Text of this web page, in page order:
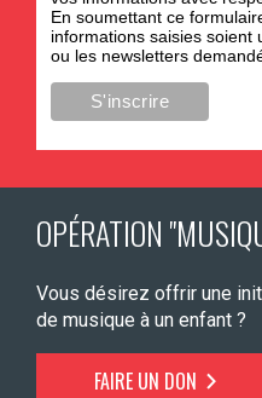
En soumettant ce
informations saisies soient
ou les newsletters
OPÉRATION
Vous désirez offrir une
de musique à un enfant ?
FAIRE UN DON